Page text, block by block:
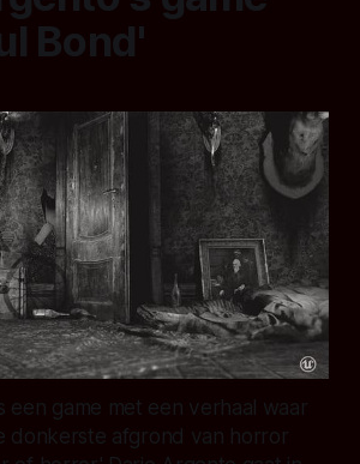
Bond'
een game met een verhaal waar
donkerste afgrond van horror